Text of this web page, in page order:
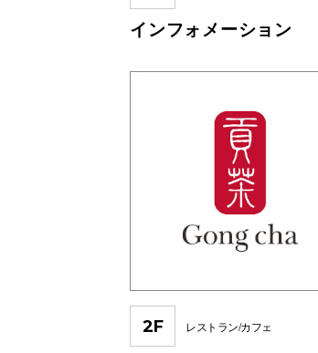
インフォメーション
2F レストラン/カフェ